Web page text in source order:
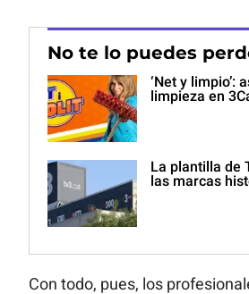
No te lo puedes
‘Net y limpio’:
limpieza en
La plantilla de
las marcas
Con todo, pues, los